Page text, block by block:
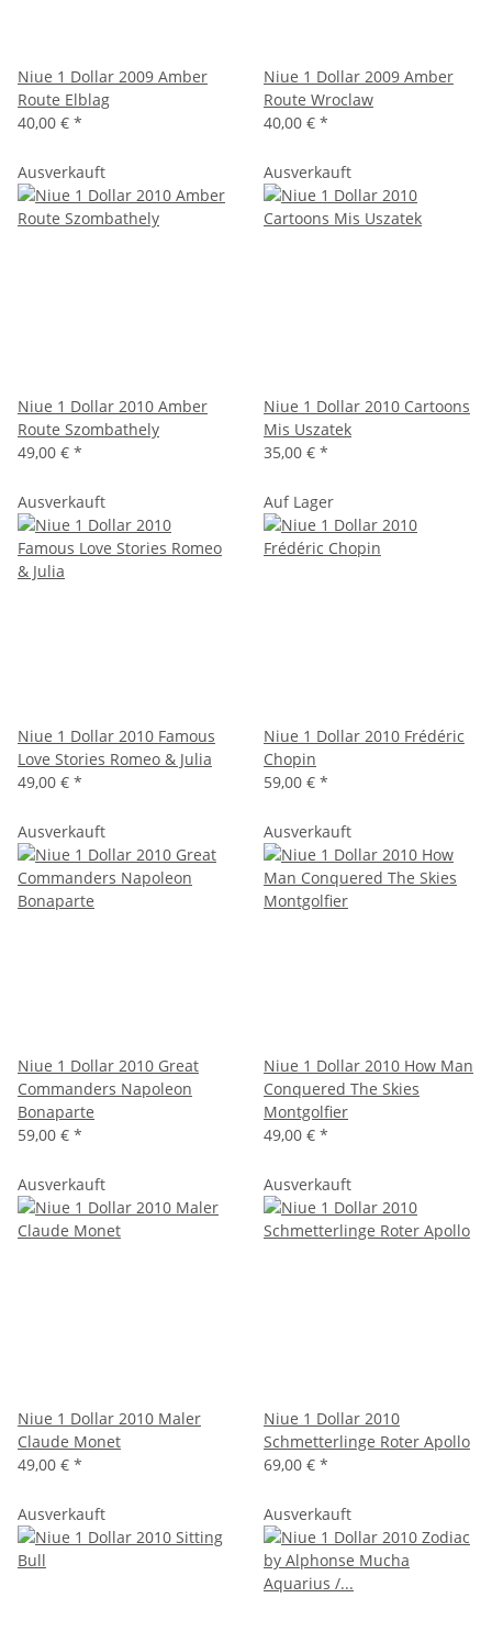
Niue 1 Dollar 2009 Amber
Route Elblag
40,00 € *
Niue 1 Dollar 2009 Amber
Route Wroclaw
40,00 € *
Ausverkauft
Niue 1 Dollar 2010 Amber
Route Szombathely
49,00 € *
Ausverkauft
Niue 1 Dollar 2010 Cartoons
Mis Uszatek
35,00 € *
Ausverkauft
Niue 1 Dollar 2010 Famous
Love Stories Romeo & Julia
49,00 € *
Auf Lager
Niue 1 Dollar 2010 Frédéric
Chopin
59,00 € *
Ausverkauft
Niue 1 Dollar 2010 Great
Commanders Napoleon
Bonaparte
59,00 € *
Ausverkauft
Niue 1 Dollar 2010 How Man
Conquered The Skies
Montgolfier
49,00 € *
Ausverkauft
Niue 1 Dollar 2010 Maler
Claude Monet
49,00 € *
Ausverkauft
Niue 1 Dollar 2010
Schmetterlinge Roter Apollo
69,00 € *
Ausverkauft Ausverkauft